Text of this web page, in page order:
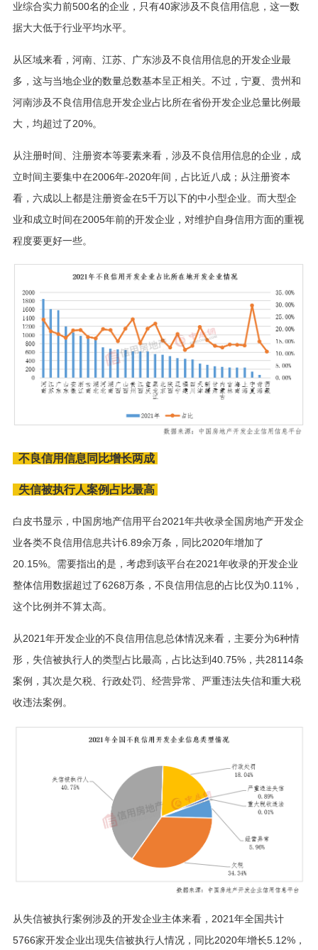
业综合实力前500名的企业，只有40家涉及不良信用信息，这一数
据大大低于行业平均水平。
从区域来看，河南、江苏、广东涉及不良信用信息的开发企业最
多，这与当地企业的数量总数基本呈正相关。不过，宁夏、贵州和
河南涉及不良信用信息开发企业占比所在省份开发企业总量比例最
大，均超过了20%。
从注册时间、注册资本等要素来看，涉及不良信用信息的企业，成
立时间主要集中在2006年-2020年间，占比近八成；从注册资本
看，六成以上都是注册资金在5千万以下的中小型企业。而大型企
业和成立时间在2005年前的开发企业，对维护自身信用方面的重视
程度要更好一些。
不良信用信息同比增长两成
失信被执行人案例占比最高
白皮书显示，中国房地产信用平台2021年共收录全国房地产开发企
业各类不良信用信息共计6.89余万条，同比2020年增加了
20.15%。需要指出的是，考虑到该平台在2021年收录的开发企业
整体信用数据超过了6268万条，不良信用信息的占比仅为0.11%，
这个比例并不算太高。
从2021年开发企业的不良信用信息总体情况来看，主要分为6种情
形，失信被执行人的类型占比最高，占比达到40.75%，共28114条
案例，其次是欠税、行政处罚、经营异常、严重违法失信和重大税
收违法案例。
从失信被执行案例涉及的开发企业主体来看，2021年全国共计
5766家开发企业出现失信被执行人情况，同比2020年增长5.12%，